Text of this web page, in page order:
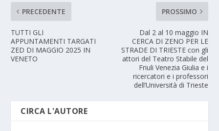
PRECEDENTE
TUTTI GLI
APPUNTAMENTI TARGATI
ZED DI MAGGIO 2025 IN
VENETO
PROSSIMO
Dal 2 al 10 maggio IN
CERCA DI ZENO PER LE
STRADE DI TRIESTE con gli
attori del Teatro Stabile del
Friuli Venezia Giulia e i
ricercatori e i professori
dell’Università di Trieste
CIRCA L'AUTORE